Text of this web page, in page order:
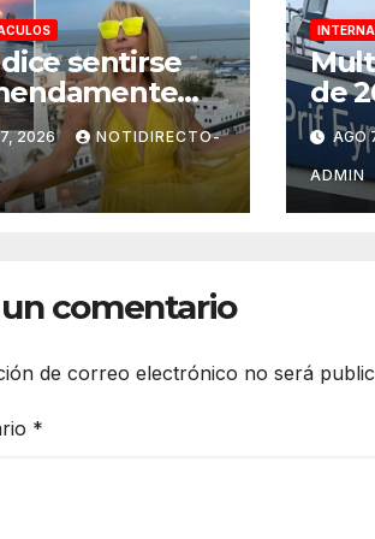
sentirse
sobre
que le
en Veracruz
2026 NOTIDIRECTO-
de
unAGO
ADMIN
comentario
de correo electrónico no será
*